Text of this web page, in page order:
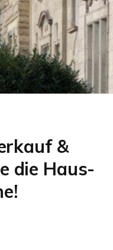
&
die Haus-